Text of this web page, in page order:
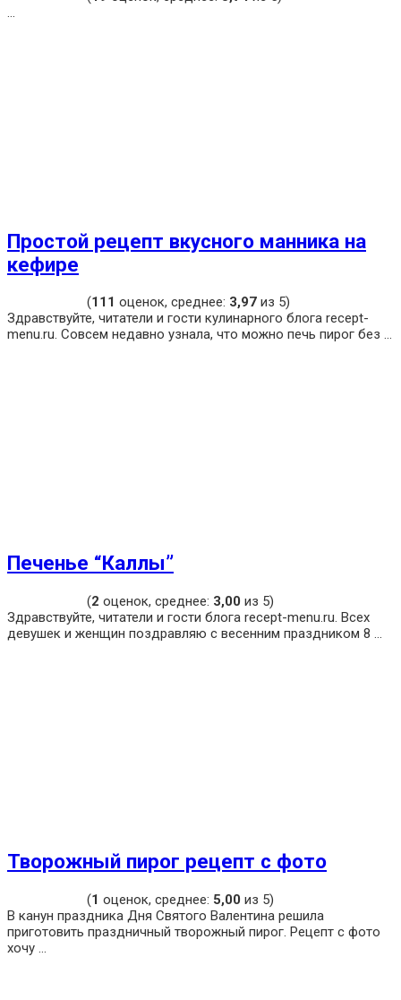
...
Простой рецепт вкусного манника на
кефире
(111 оценок, среднее: 3,97 из 5)
Здравствуйте, читатели и гости кулинарного блога recept-
menu.ru. Совсем недавно узнала, что можно печь пирог без ...
Печенье “Каллы”
(2 оценок, среднее: 3,00 из 5)
Здравствуйте, читатели и гости блога recept-menu.ru. Всех
девушек и женщин поздравляю с весенним праздником 8 ...
Творожный пирог рецепт с фото
(1 оценок, среднее: 5,00 из 5)
В канун праздника Дня Святого Валентина решила
приготовить праздничный творожный пирог. Рецепт с фото
хочу ...